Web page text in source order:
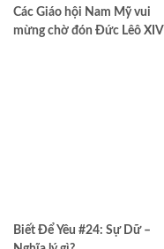
Các Giáo hội Nam Mỹ vui
mừng chờ đón Đức Lêô XIV
Biết Để Yêu #24: Sự Dữ –